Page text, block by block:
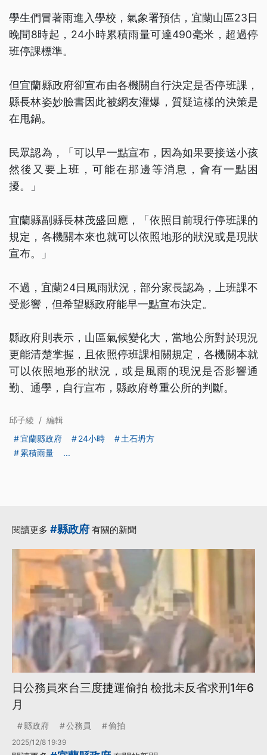
學生們冒著雨進入學校，氣象署預估，宜蘭山區23日
晚間8時起，24小時累積雨量可達490毫米，超過停
班停課標準。
但宜蘭縣政府卻宣布由各機關自行決定是否停班課，
縣長林姿妙臉書因此被網友灌爆，質疑這樣的決策是
在甩鍋。
民眾認為，「可以早一點宣布，因為如果要接送小孩
然後又要上班，可能在那邊等消息，會有一點困
擾。」
宜蘭縣副縣長林茂盛回應，「依照目前現行停班課的
規定，各機關本來也就可以依照地形的狀況或是現狀
宣布。」
不過，宜蘭24日風雨狀況，部分家長認為，上班課不
受影響，但希望縣政府能早一點宣布決定。
縣政府則表示，山區氣候變化大，當地公所對於現況
更能清楚掌握，且依照停班課相關規定，各機關本就
可以依照地形的狀況，或是風雨的現況是否影響通
勤、通學，自行宣布，縣政府尊重公所的判斷。
邱子綾 / 編輯
宜蘭縣政府
24小時
土石坍方
累積雨量
...
閱讀更多 #縣政府 有關的新聞
日公務員來台三度捷運偷拍 檢批未反省求刑1年6
月
縣政府 公務員 偷拍
2025/12/8 19:39